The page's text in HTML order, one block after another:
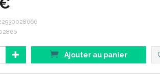
Produit : LES ESSENTIELS CORPS
Ajouter au panier